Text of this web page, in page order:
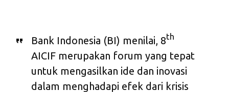
Bank Indonesia (BI) menilai, 8th
AICIF merupakan forum yang tepat
untuk mengasilkan ide dan inovasi
dalam menghadapi efek dari krisis